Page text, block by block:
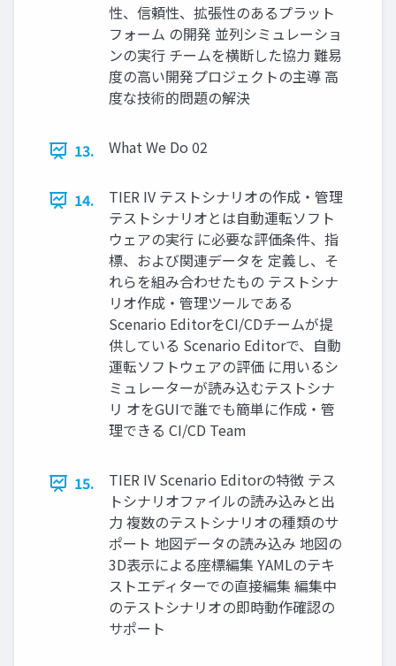
性、信頼性、拡張性のあるプラット
フォーム の開発 並列シミュレーショ
ンの実行 チームを横断した協力 難易
度の高い開発プロジェクトの主導 高
度な技術的問題の解決
13. What We Do 02
14.
TIER IV テストシナリオの作成・管理
テストシナリオとは自動運転ソフト
ウェアの実行 に必要な評価条件、指
標、および関連データを 定義し、そ
れらを組み合わせたもの テストシナ
リオ作成・管理ツールである
Scenario EditorをCI/CDチームが提
供している Scenario Editorで、自動
運転ソフトウェアの評価 に用いるシ
ミュレーターが読み込むテストシナ
リ オをGUIで誰でも簡単に作成・管
理できる CI/CD Team
15.
TIER IV Scenario Editorの特徴 テス
トシナリオファイルの読み込みと出
力 複数のテストシナリオの種類のサ
ポート 地図データの読み込み 地図の
3D表示による座標編集 YAMLのテキ
ストエディターでの直接編集 編集中
のテストシナリオの即時動作確認の
サポート